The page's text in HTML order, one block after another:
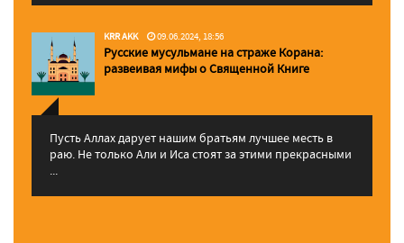
KRR AKK 09.06.2024, 18:56
Русские мусульмане на страже Корана:
pазвеивая мифы о Священной Книге
Пусть Аллах дарует нашим братьям лучшее месть в
раю. Не только Али и Иса стоят за этими прекрасными
...